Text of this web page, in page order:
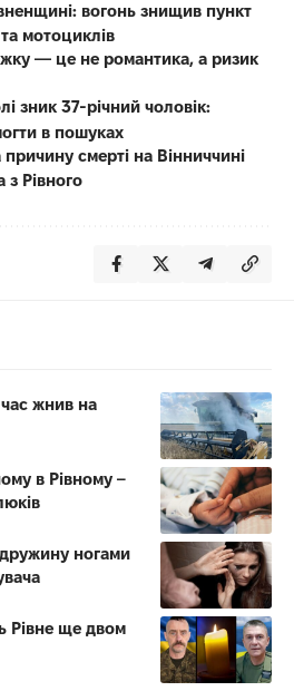
вогонь знищив пункт
мотоциклів
— це не романтика, а ризик
зник 37-річний чоловік:
в пошуках
смерті на Вінниччині
з Рівного
час жнив на
в Рівному –
ногами
Рівне ще двом